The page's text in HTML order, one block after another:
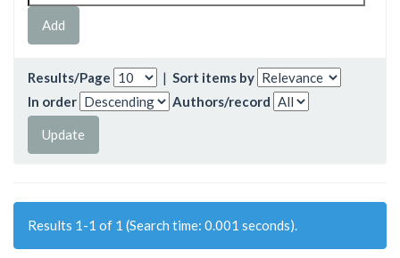
Results/Page | Sort items by
In order
Authors/record
Results 1-1 of 1 (Search time: 0.001 seconds).